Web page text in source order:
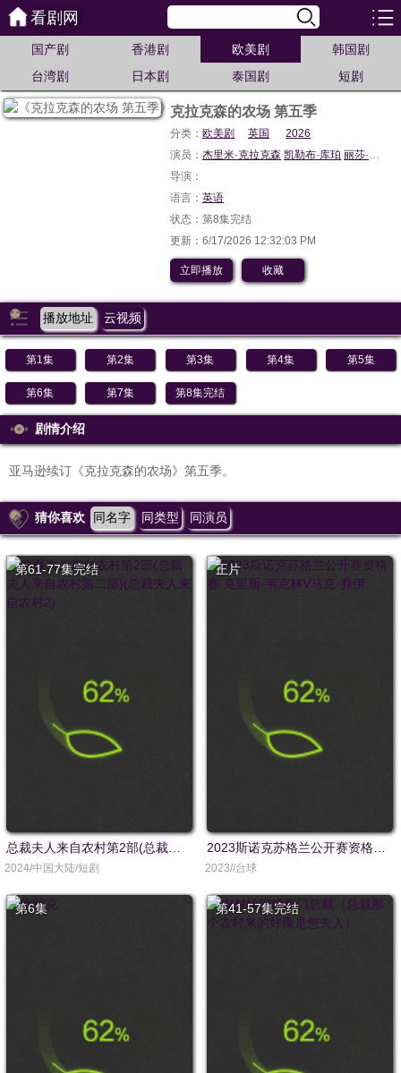
看剧网
国产剧 香港剧 欧美剧
韩国剧
台湾剧
日本剧 泰国剧 短剧
克拉克森的农场 第五季
分类： 欧美剧 英国
2026
演员：杰里米·克拉克森 凯勒布·库珀 丽莎·霍根
导演：
语言：英语
状态：第8集完结
更新：6/17/2026 12:32:03 PM
立即播放 收藏
播放地址 云视频
第1集 第2集 第3集 第4集 第5集
第6集 第7集 第8集完结
剧情介绍
亚马逊续订《克拉克森的农场》第五季。
猜你喜欢 同名字 同类型 同演员
第61-77集完结
总裁夫人来自农村第2部(总裁夫人来自农村第二部)(总裁夫人来自农村2)
2024/中国大陆/短剧
正片
2023斯诺克苏格兰公开赛资格赛 克里斯·韦克林V马克·乔伊
2023//台球
第6集 第41-57集完结